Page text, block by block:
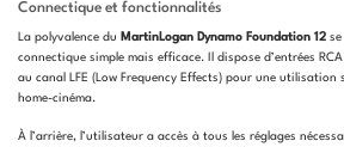
Connectique et fonctionnalités
La polyvalence du MartinLogan Dynamo Foundation 12
connectique simple mais efficace. Il dispose d’entrées
au canal LFE (Low Frequency Effects) pour une
home-cinéma.
À l’arrière, l’utilisateur a accès à tous les réglages